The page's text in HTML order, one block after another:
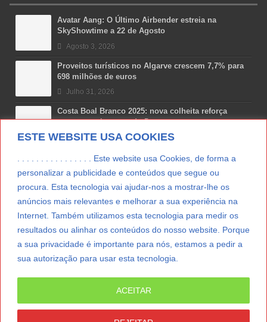
ESTE WEBSITE USA COOKIES
. . . . . . . . . . . . . . . . Este website usa Cookies, de forma a
personalizar a publicidade e conteúdos que segue ou
procura. Esta tecnologia vai ajudar-nos a mostrar-lhe os
anúncios mais relevantes e melhorar a sua experiência na
Internet. Também utilizamos esta tecnologia para medir os
resultados ou alinhar os conteúdos do nosso website. Porque
a sua privacidade é importante para nós, estamos a pedir a
sua autorização para usar esta tecnologia.
ACEITAR
Avatar Aang: O Último Airbender estreia na
SkyShowtime a 22 de Agosto
Agosto 3, 2026
Proveitos turísticos no Algarve crescem 7,7% para
698 milhões de euros
Julho 31, 2026
Costa Boal Branco 2025: nova colheita reforça
aposta nos brancos do Douro
Julho 29, 2026
Novas 7 Maravilhas de Portugal: Setúbal recebe
Julho 29, 2026
Vitamina D: o paradoxo dos portugueses
Julho 24, 2026